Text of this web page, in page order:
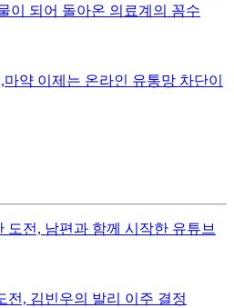
이 되어 돌아온 의료계의 꼼수
약 이제는 온라인 유통망 차단이
도전, 남편과 함께 시작한 유튜브
전, 김빈우의 발리 이주 결정